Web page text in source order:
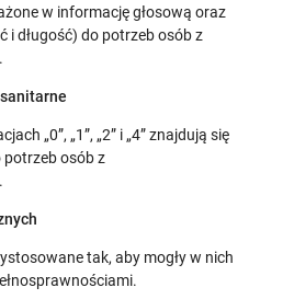
w informację głosową oraz
i długość) do potrzeb osób z
„0”, „1”, „2” i „4” znajdują się
osób z
tak, aby mogły w nich